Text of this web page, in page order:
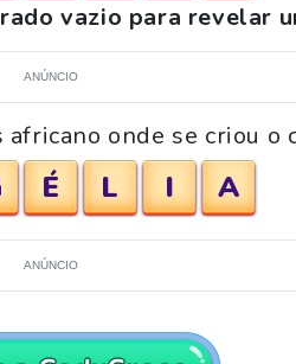
vazio para revelar
ANÚNCIO
onde se criou o
É L I A
ANÚNCIO